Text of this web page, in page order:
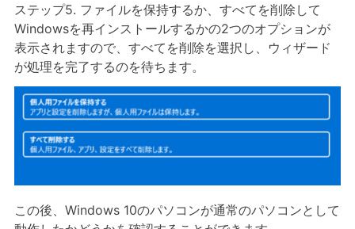
ステップ5. ファイルを保持するか、すべてを削除して
Windowsを再インストールするかの2つのオプションが
表示されますので、すべてを削除を選択し、ウィザード
が処理を完了するのを待ちます。
この後、Windows 10のパソコンが通常のパソコンとして